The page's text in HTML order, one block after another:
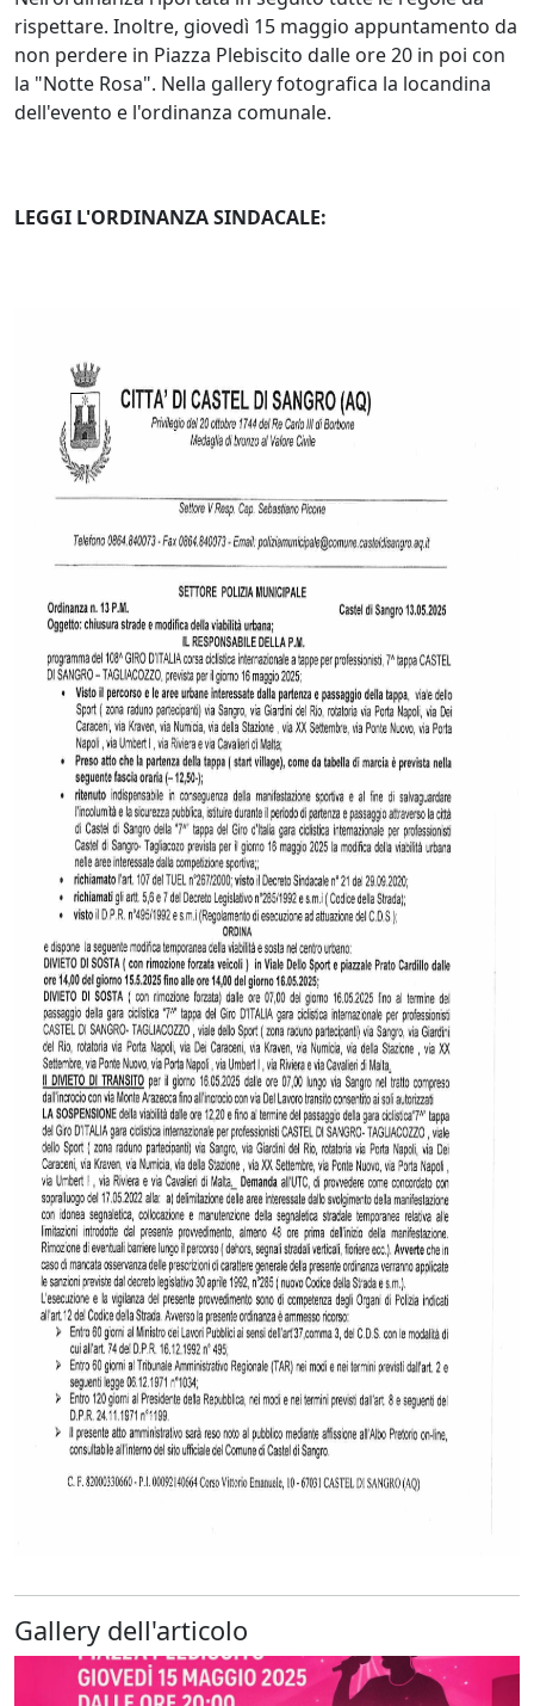
rispettare. Inoltre, giovedì 15 maggio appuntamento da
non perdere in Piazza Plebiscito dalle ore 20 in poi con
la "Notte Rosa". Nella gallery fotografica la locandina
dell'evento e l'ordinanza comunale.
LEGGI L'ORDINANZA SINDACALE:
Gallery dell'articolo